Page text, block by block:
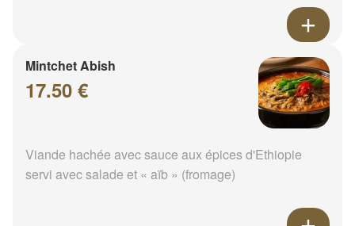
Mintchet Abish
17.50 €
Viande hachée avec sauce aux épices d'Ethiopie
servi avec salade et « aïb » (fromage)